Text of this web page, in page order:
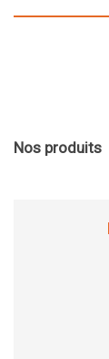
Nos produits